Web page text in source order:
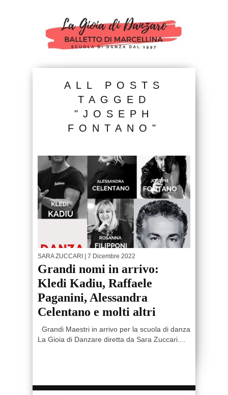
ALL POSTS
TAGGED
"JOSEPH
FONTANO"
SARA ZUCCARI | 7 Dicembre 2022
Grandi nomi in arrivo:
Kledi Kadiu, Raffaele
Paganini, Alessandra
Celentano e molti altri
Grandi Maestri in arrivo per la scuola di danza
La Gioia di Danzare diretta da Sara Zuccari....